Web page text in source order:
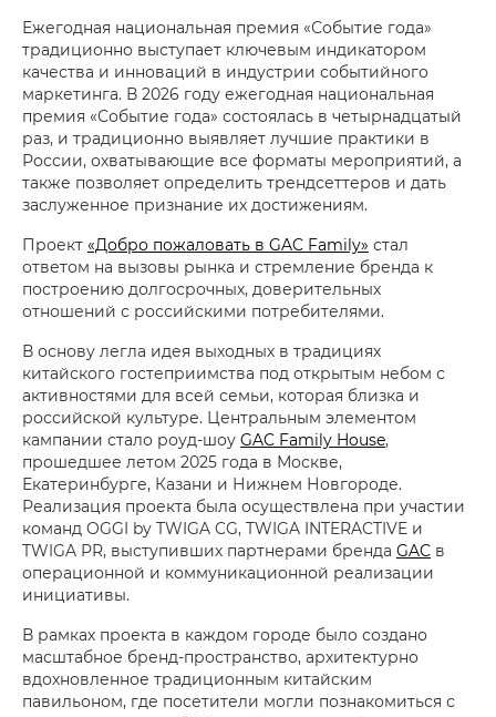
Ежегодная национальная премия «Событие года»
традиционно выступает ключевым индикатором
качества и инноваций в индустрии событийного
маркетинга. В 2026 году ежегодная национальная
премия «Событие года» состоялась в четырнадцатый
раз, и традиционно выявляет лучшие практики в
России, охватывающие все форматы мероприятий, а
также позволяет определить трендсеттеров и дать
заслуженное признание их достижениям.
Проект «Добро пожаловать в GAC Family» стал
ответом на вызовы рынка и стремление бренда к
построению долгосрочных, доверительных
отношений с российскими потребителями.
В основу легла идея выходных в традициях
китайского гостеприимства под открытым небом с
активностями для всей семьи, которая близка и
российской культуре. Центральным элементом
кампании стало роуд-шоу GAC Family House,
прошедшее летом 2025 года в Москве,
Екатеринбурге, Казани и Нижнем Новгороде.
Реализация проекта была осуществлена при участии
команд OGGI by TWIGA CG, TWIGA INTERACTIVE и
TWIGA PR, выступивших партнерами бренда GAC в
операционной и коммуникационной реализации
инициативы.
В рамках проекта в каждом городе было создано
масштабное бренд-пространство, архитектурно
вдохновленное традиционным китайским
павильоном, где посетители могли познакомиться с